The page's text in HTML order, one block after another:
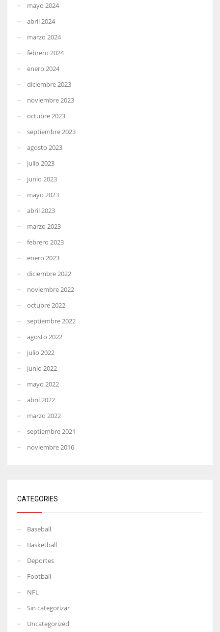
mayo 2024
abril 2024
marzo 2024
febrero 2024
enero 2024
diciembre 2023
noviembre 2023
octubre 2023
septiembre 2023
agosto 2023
julio 2023
junio 2023
mayo 2023
abril 2023
marzo 2023
febrero 2023
enero 2023
diciembre 2022
noviembre 2022
octubre 2022
septiembre 2022
agosto 2022
julio 2022
junio 2022
mayo 2022
abril 2022
marzo 2022
septiembre 2021
noviembre 2016
CATEGORIES
Baseball
Basketball
Deportes
Football
NFL
Sin categorizar
Uncategorized